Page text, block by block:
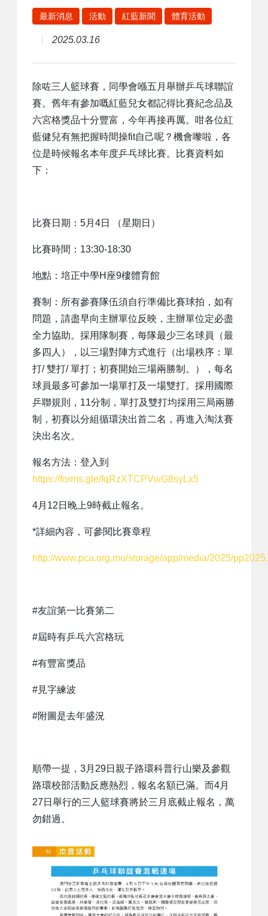
最新消息 活動 紅藍新聞 體育活動
2025.03.16
除咗三人籃球賽，同學會喺五月舉辦乒乓球聯誼
賽。舊年有參加嘅紅藍兒女都記得比賽紀念品及
六宮格獎品十分豐富，今年再接再厲。咁各位紅
藍健兒有無把握時間操fit自己呢？機會嚟啦，各
位是時候報名本年度乒乓球比賽。比賽資料如
下：
比賽日期：5月4日 （星期日）
比賽時間：13:30-18:30
地點：培正中學H座9樓體育館
賽制：所有參賽隊伍須自行準備比賽球拍，如有
問題，請盡早向主辦單位反映，主辦單位定必盡
全力協助。採用隊制賽，每隊最少三名球員（最
多四人），以三場對陣方式進行（出場秩序：單
打/ 雙打/ 單打；初賽開始三場兩勝制。），每名
球員最多可參加一場單打及一場雙打。採用國際
乒聯規則，11分制，單打及雙打均採用三局兩勝
制，初賽以分組循環決出首二名，再進入淘汰賽
決出名次。
報名方法：登入到
https://forms.gle/fqRzXTCPVwG8syLx5
4月12日晚上9時截止報名。
*詳細內容，可參閱比賽章程
http://www.pca.org.mo/storage/app/media/2025/
#友誼第一比賽第二
#屆時有乒乓六宮格玩
#有豐富獎品
#見字練波
#附圖是去年盛況
順帶一提，3月29日親子路環科普行山樂及參觀
路環校部活動反應熱烈，報名名額已滿。而4月
27日舉行的三人籃球賽將於三月底截止報名，萬
勿錯過。